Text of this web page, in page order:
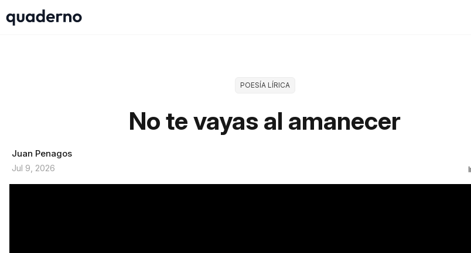
POESÍA LÍRICA
No te vayas al amanecer
Juan Penagos
Jul 9, 2026